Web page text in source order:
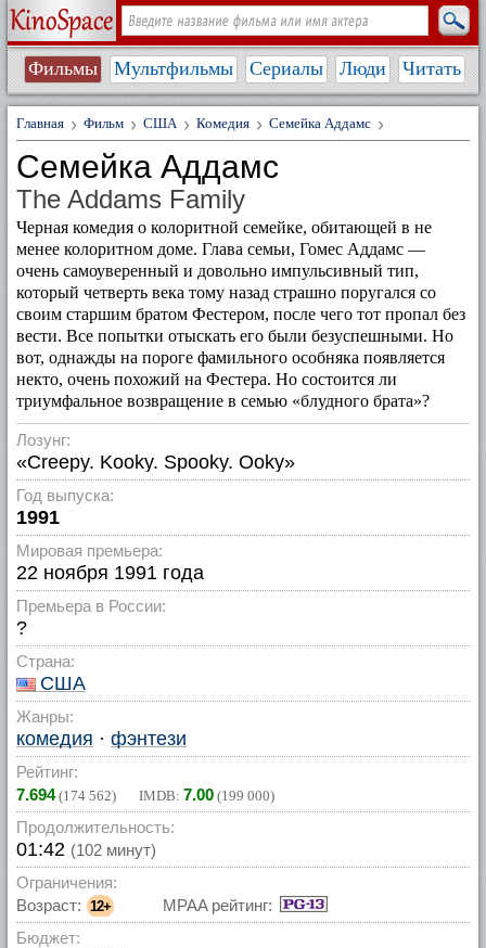
Фильмы Мультфильмы Сериалы Люди Читать
Главная Фильм США Комедия Семейка Аддамс
Семейка Аддамс
The Addams Family
Черная комедия о колоритной семейке, обитающей в не
менее колоритном доме. Глава семьи, Гомес Аддамс —
очень самоуверенный и довольно импульсивный тип,
который четверть века тому назад страшно поругался со
своим старшим братом Фестером, после чего тот пропал без
вести. Все попытки отыскать его были безуспешными. Но
вот, однажды на пороге фамильного особняка появляется
некто, очень похожий на Фестера. Но состоится ли
триумфальное возвращение в семью «блудного брата»?
Лозунг:
«Creepy. Kooky. Spooky. Ooky»
Год выпуска:
1991
Мировая премьера:
22 ноября 1991 года
Премьера в России:
?
Страна:
США
Жанры:
комедия · фэнтези
Рейтинг:
7.694(174 562) IMDB: 7.00 (199 000)
Продолжительность:
01:42 (102 минут)
Ограничения:
Возраст: 12+
MPAA рейтинг:
Бюджет: